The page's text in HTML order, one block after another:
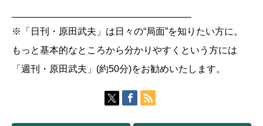
※「日刊・原田武夫」は日々の“局面”を知りたい方に。
もっと基本的なところから分かりやすくという方には
「週刊・原田武夫」(約50分)をお勧めいたします。